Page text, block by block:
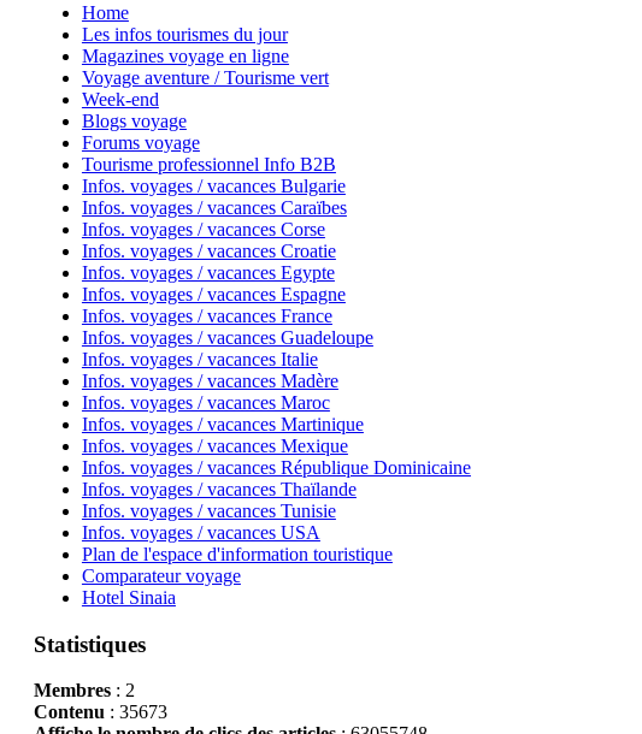
Home
Les infos tourismes du jour
Magazines voyage en ligne
Voyage aventure / Tourisme vert
Week-end
Blogs voyage
Forums voyage
Tourisme professionnel Info B2B
Infos. voyages / vacances Bulgarie
Infos. voyages / vacances Caraïbes
Infos. voyages / vacances Corse
Infos. voyages / vacances Croatie
Infos. voyages / vacances Egypte
Infos. voyages / vacances Espagne
Infos. voyages / vacances France
Infos. voyages / vacances Guadeloupe
Infos. voyages / vacances Italie
Infos. voyages / vacances Madère
Infos. voyages / vacances Maroc
Infos. voyages / vacances Martinique
Infos. voyages / vacances Mexique
Infos. voyages / vacances République Dominicaine
Infos. voyages / vacances Thaïlande
Infos. voyages / vacances Tunisie
Infos. voyages / vacances USA
Plan de l'espace d'information touristique
Comparateur voyage
Hotel Sinaia
Statistiques
Membres: 2
Contenu : 35673